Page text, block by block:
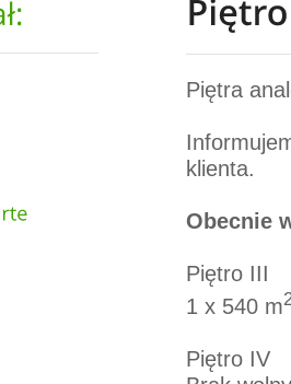
Piętra
klienta.
Obecnie
Piętro III
1 x 540 m
Piętro IV